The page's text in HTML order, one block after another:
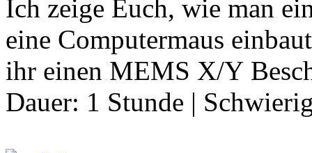
Ich zeige Euch, wie man
eine Computermaus
ihr einen MEMS X/Y
Dauer: 1 Stunde |